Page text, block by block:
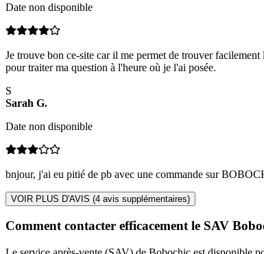
Date non disponible
Je trouve bon ce-site car il me permet de trouver
pour traiter ma question à l'heure où je l'ai posée.
S
Sarah G.
Date non disponible
bnjour, j'ai eu pitié de pb avec une commande sur
VOIR PLUS D'AVIS (4 avis supplémentaires)
Comment contacter efficacement le SAV